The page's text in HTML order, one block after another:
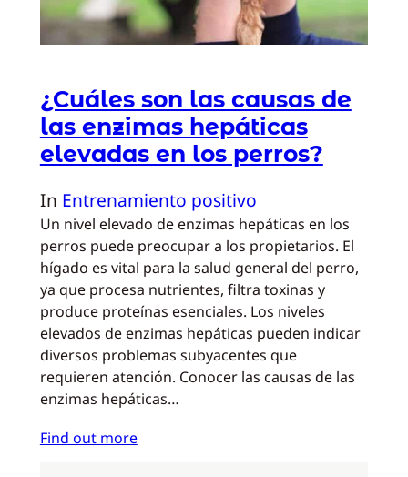
¿Cuáles son las causas de
las enzimas hepáticas
elevadas en los perros?
In Entrenamiento positivo
Un nivel elevado de enzimas hepáticas en los
perros puede preocupar a los propietarios. El
hígado es vital para la salud general del perro,
ya que procesa nutrientes, filtra toxinas y
produce proteínas esenciales. Los niveles
elevados de enzimas hepáticas pueden indicar
diversos problemas subyacentes que
requieren atención. Conocer las causas de las
enzimas hepáticas…
Find out more